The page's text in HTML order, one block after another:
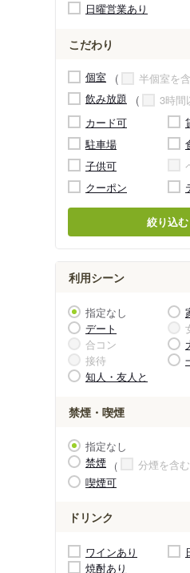
日曜営業あり
こだわり
個室
半個室を
飲み放題
3時間
カード可
駐車場
子供可
クーポン
絞り込む
利用シーン
指定なし
デート
合コン
接待
知人・友人と
禁煙・喫煙
指定なし
禁煙
分煙を含む
喫煙可
ドリンク
ワインあり
焼酎あり